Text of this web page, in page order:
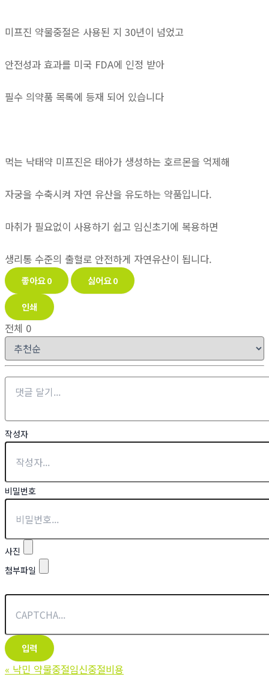
미프진 약물중절은 사용된 지 30년이 넘었고
안전성과 효과를 미국 FDA에 인정 받아
필수 의약품 목록에 등재 되어 있습니다
먹는 낙태약 미프진은 태아가 생성하는 호르몬을 억제해
자궁을 수축시켜 자연 유산을 유도하는 약품입니다.
마취가 필요없이 사용하기 쉽고 임신초기에 복용하면
생리통 수준의 출혈로 안전하게 자연유산이 됩니다.
좋아요0 싫어요0
인쇄
전체 0
작성자
비밀번호
사진
첨부파일
« 낙민 약물중절임신중절비용